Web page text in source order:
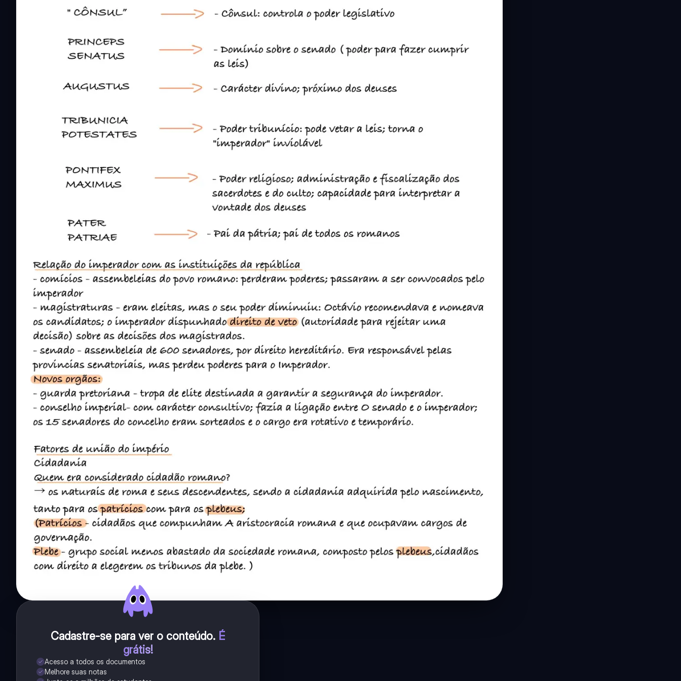
Cadastre-se para ver o conteúdo. É
grátis!
Acesso a todos os documentos
Melhore suas notas